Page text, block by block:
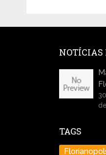
NOTÍCIAS
TAGS